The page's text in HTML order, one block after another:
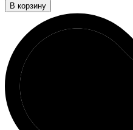
В корзину